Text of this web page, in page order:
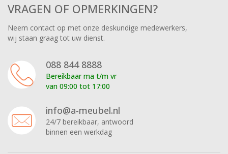
VRAGEN OF OPMERKINGEN?
Neem contact op met onze deskundige medewerkers,
wij staan graag tot uw dienst.
088 844 8888
Bereikbaar ma t/m vr
van 09:00 tot 17:00
info@a-meubel.nl
24/7 bereikbaar, antwoord
binnen een werkdag